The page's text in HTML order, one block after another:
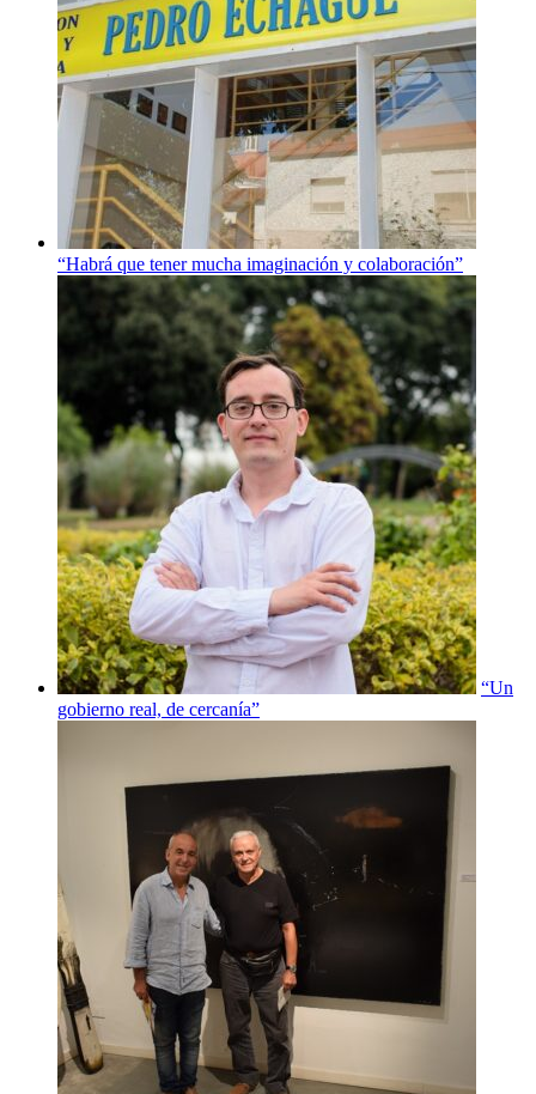
“Habrá que tener mucha imaginación y colaboración”
“Un
gobierno real, de cercanía”